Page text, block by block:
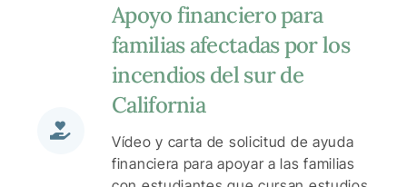
Apoyo financiero para
familias afectadas por los
incendios del sur de
California
Vídeo y carta de solicitud de ayuda
financiera para apoyar a las familias